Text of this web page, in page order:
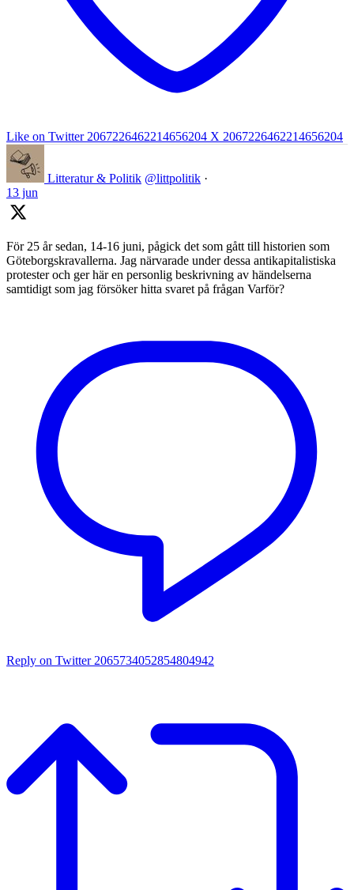
Like on Twitter 2067226462214656204 X 2067226462214656204
Litteratur & Politik @littpolitik ·
13 jun
För 25 år sedan, 14-16 juni, pågick det som gått till historien som
Göteborgskravallerna. Jag närvarade under dessa antikapitalistiska
protester och ger här en personlig beskrivning av händelserna
samtidigt som jag försöker hitta svaret på frågan Varför?
Reply on Twitter 2065734052854804942